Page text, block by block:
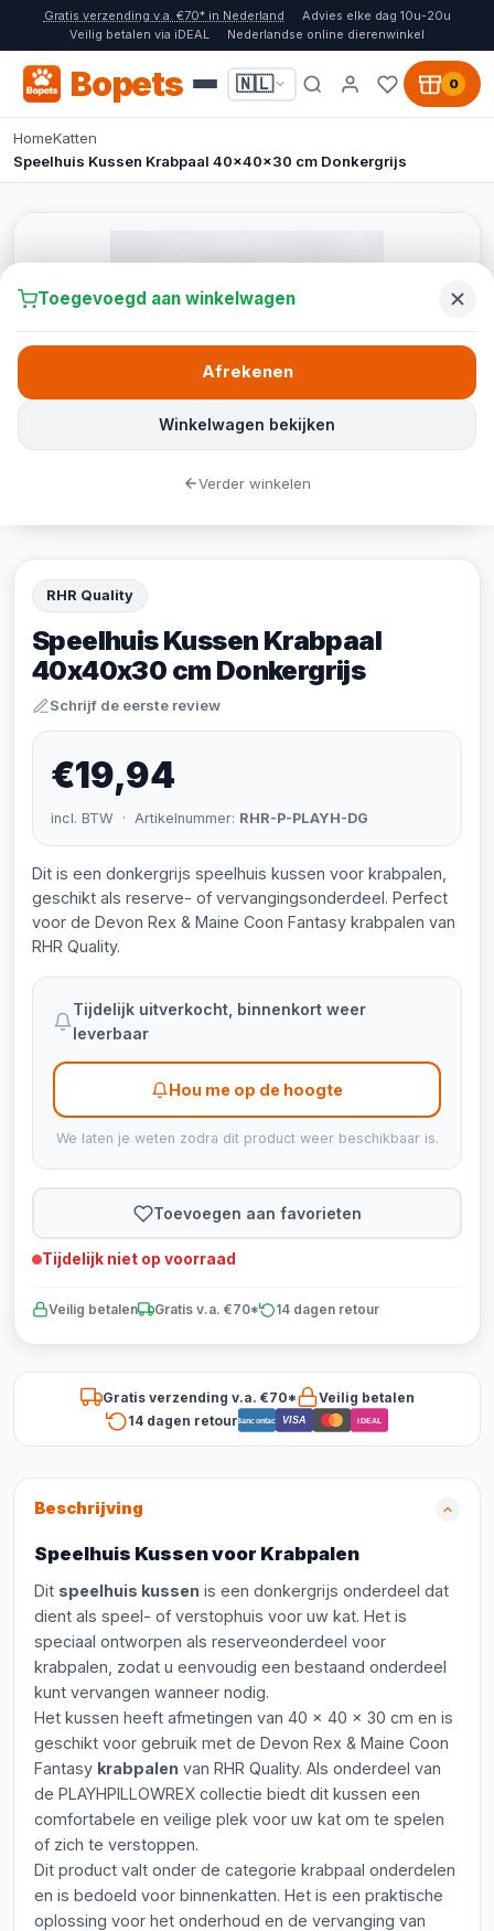
Gratis verzending v.a. €70* in Nederland
Advies elke dag 10u-20u
Veilig betalen via iDEAL
Nederlandse online dierenwinkel
Bopets 🇳🇱 0
HomeKatten
Speelhuis Kussen Krabpaal 40x40x30 cm Donkergrijs
RHR Quality
Speelhuis Kussen Krabpaal
40x40x30 cm Donkergrijs
Schrijf de eerste review
€19,94
incl. BTW · Artikelnummer: RHR-P-PLAYH-DG
Dit is een donkergrijs speelhuis kussen voor krabpalen,
geschikt als reserve- of vervangingsonderdeel. Perfect
voor de Devon Rex & Maine Coon Fantasy krabpalen van
RHR Quality.
Tijdelijk uitverkocht, binnenkort weer
leverbaar
Hou me op de hoogte
We laten je weten zodra dit product weer beschikbaar is.
Toevoegen aan favorieten
Tijdelijk niet op voorraad
Veilig betalen Gratis v.a. €70* 14 dagen retour
Gratis verzending v.a. €70*
Veilig betalen
14 dagen retourBancontact VISA iDEAL
Beschrijving
Speelhuis Kussen voor Krabpalen
Dit speelhuis kussen is een donkergrijs onderdeel dat
dient als speel- of verstophuis voor uw kat. Het is
speciaal ontworpen als reserveonderdeel voor
krabpalen, zodat u eenvoudig een bestaand onderdeel
kunt vervangen wanneer nodig.
Het kussen heeft afmetingen van 40 x 40 x 30 cm en is
geschikt voor gebruik met de Devon Rex & Maine Coon
Fantasy krabpalen van RHR Quality. Als onderdeel van
de PLAYHPILLOWREX collectie biedt dit kussen een
comfortabele en veilige plek voor uw kat om te spelen
of zich te verstoppen.
Dit product valt onder de categorie krabpaal onderdelen
en is bedoeld voor binnenkatten. Het is een praktische
oplossing voor het onderhoud en de vervanging van
Toegevoegd aan winkelwagen
Winkelwagen bekijken
Afrekenen
Verder winkelen